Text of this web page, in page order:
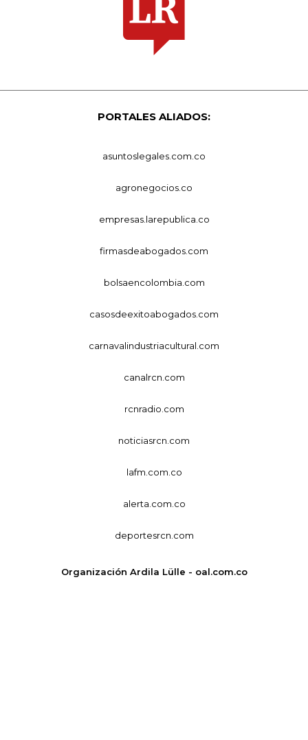
PORTALES ALIADOS:
asuntoslegales.com.co
agronegocios.co
empresas.larepublica.co
firmasdeabogados.com
bolsaencolombia.com
casosdeexitoabogados.com
carnavalindustriacultural.com
canalrcn.com
rcnradio.com
noticiasrcn.com
lafm.com.co
alerta.com.co
deportesrcn.com
Organización Ardila Lülle - oal.com.co